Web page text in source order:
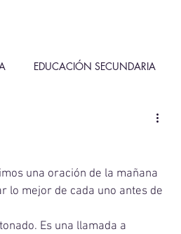
EDUCACIÓN SECUNDARIA
una oración de la mañana
lo mejor de cada uno antes de
Es una llamada a